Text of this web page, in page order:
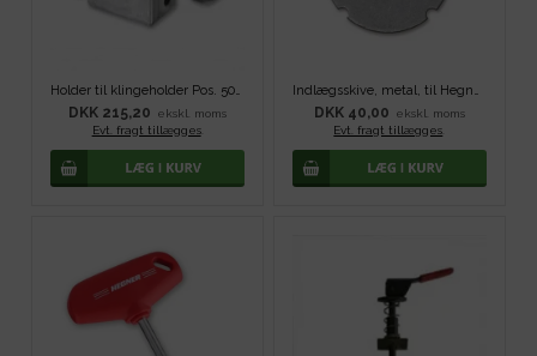
Holder til klingeholder Pos. 50 kpl.
DKK 215,20
ekskl. moms
Evt. fragt tillægges.
Indlægsskive, metal, til Hegner Multicut
DKK 40,00
ekskl. moms
Evt. fragt tillægges